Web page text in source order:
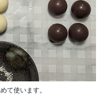
て使います。